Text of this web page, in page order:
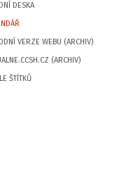
DESKA
VERZE WEBU (ARCHIV)
(ARCHIV)
ŠTÍTKŮ